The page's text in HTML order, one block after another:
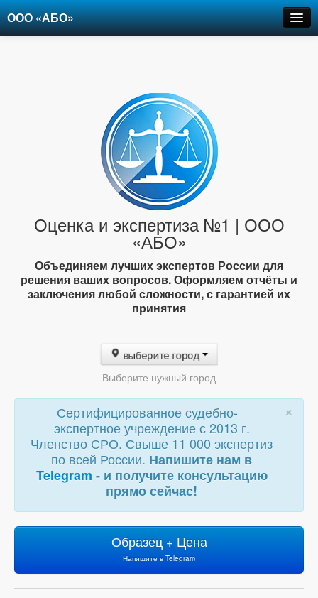
ООО «АБО»
Оценка и экспертиза №1 | ООО
«АБО»
Объединяем лучших экспертов России для
решения ваших вопросов. Оформляем отчёты и
заключения любой сложности, с гарантией их
принятия
выберите город
Выберите нужный город
×
Сертифицированное судебно-
экспертное учреждение с 2013 г.
Членство СРО. Свыше 11 000 экспертиз
по всей России. Напишите нам в
Telegram - и получите консультацию
прямо сейчас!
Образец + Цена
Напишите в Telegram